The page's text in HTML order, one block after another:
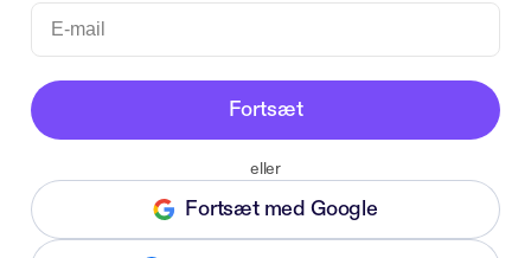
Fortsæt
eller
Fortsæt med Google